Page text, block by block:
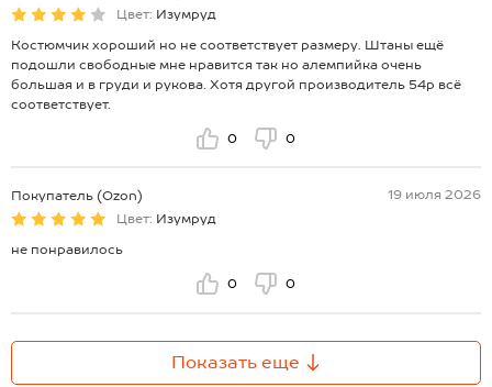
Цвет: Изумруд
Костюмчик хороший но не соответствует размеру. Штаны ещё
подошли свободные мне нравится так но алемпийка очень
большая и в груди и рукова. Хотя другой производитель 54р всё
соответствует.
0 0
Покупатель (Ozon)
19 июля 2026
Цвет: Изумруд
не понравилось
0 0
Показать еще